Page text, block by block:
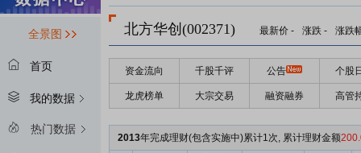
全景图
首页
我的数据
热门数据
北方华创(002371) 最新价 - 涨跌 - 涨跌
资金流向 千股千评 公告 个股
龙虎榜单 大宗交易 融资融券 高管
2013年完成理财(包含实施中)累计1次, 累计理财金额